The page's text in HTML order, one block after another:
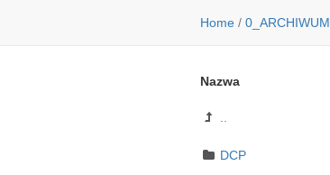
Home / 0_ARCHIWUM
Nazwa
DCP